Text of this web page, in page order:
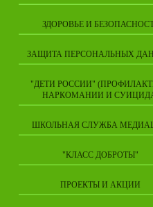
ЗДОРОВЬЕ И
ЗАЩИТА ПЕРСОНАЛЬНЫХ
"ДЕТИ РОССИИ"
НАРКОМАНИИ И
ШКОЛЬНАЯ СЛУЖБА
"КЛАСС ДОБРОТЫ"
ПРОЕКТЫ И АКЦИИ